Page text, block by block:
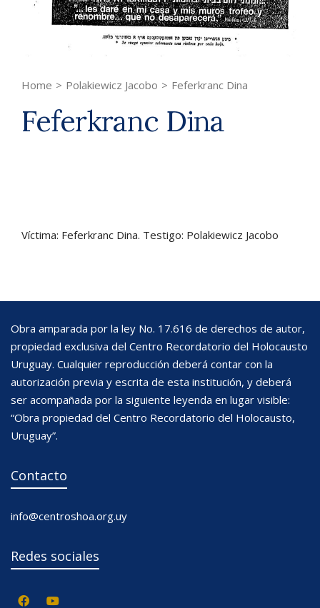
Home > Polakiewicz Jacobo > Feferkranc Dina
Feferkranc Dina
Víctima: Feferkranc Dina. Testigo: Polakiewicz Jacobo
Obra amparada por la ley No. 17.616 de derechos de autor,
propiedad exclusiva del Centro Recordatorio del Holocausto
Uruguay. Cualquier reproducción deberá contar con la
autorización previa y escrita de esta institución, y deberá
ser acompañada por la siguiente leyenda en lugar visible:
“Obra propiedad del Centro Recordatorio del Holocausto,
Uruguay”.
Contacto
info@centroshoa.org.uy
Redes sociales